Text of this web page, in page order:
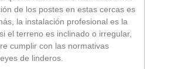
de los postes en estas cercas es
la instalación profesional es la
el terreno es inclinado o irregular,
cumplir con las normativas
de linderos.